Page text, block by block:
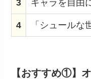
3 キャラを自由
4 「シュールな
【おすすめ①】